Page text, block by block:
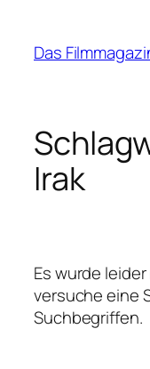
springen
Das
Irak
Es wurde
versuche eine
Suchbegriffen.